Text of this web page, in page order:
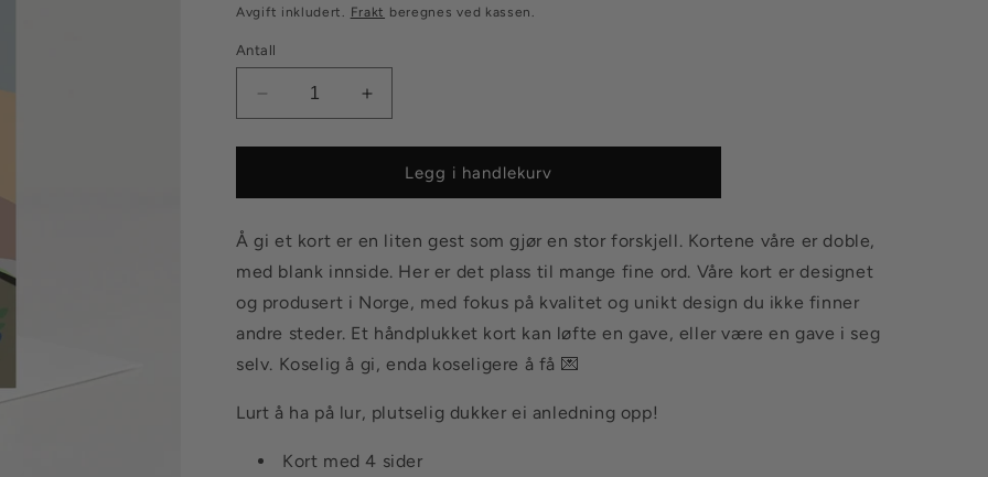
pris
Avgift inkludert. Frakt beregnes ved kassen.
Antall
antallet
for
Til
flott
rype
Øk
antallet
for
Til
flott
rype
Legg i handlekurv
Å gi et kort er en liten gest som gjør en stor forskjell. Kortene våre er doble,
med blank innside. Her er det plass til mange fine ord. Våre kort er designet
og produsert i Norge, med fokus på kvalitet og unikt design du ikke finner
andre steder. Et håndplukket kort kan løfte en gave, eller være en gave i seg
selv. Koselig å gi, enda koseligere å få 💌
Lurt å ha på lur, plutselig dukker ei anledning opp!
Kort med 4 sider